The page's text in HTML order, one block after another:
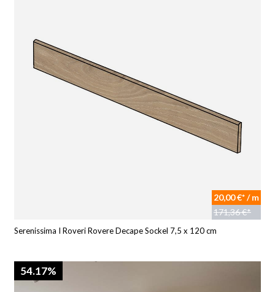
20,00 €* / m
171,36 €*
Serenissima I Roveri Rovere Decape Sockel 7,5 x 120 cm
54.17%